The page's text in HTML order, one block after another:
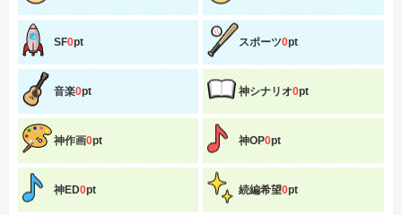
SF0pt スポーツ0pt
音楽0pt 神シナリオ0pt
神作画0pt 神OP0pt
神ED0pt 続編希望0pt